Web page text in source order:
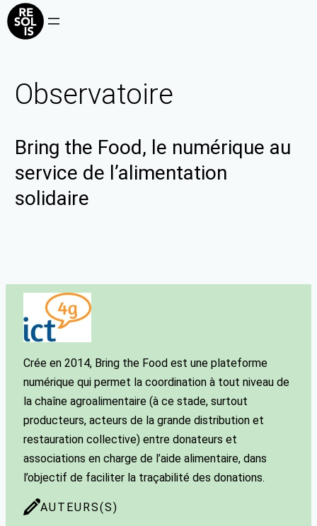
Observatoire
Bring the Food, le numérique au
service de l’alimentation
solidaire
Crée en 2014, Bring the Food est une plateforme
numérique qui permet la coordination à tout niveau de
la chaîne agroalimentaire (à ce stade, surtout
producteurs, acteurs de la grande distribution et
restauration collective) entre donateurs et
associations en charge de l’aide alimentaire, dans
l’objectif de faciliter la traçabilité des donations.
AUTEURS(S)